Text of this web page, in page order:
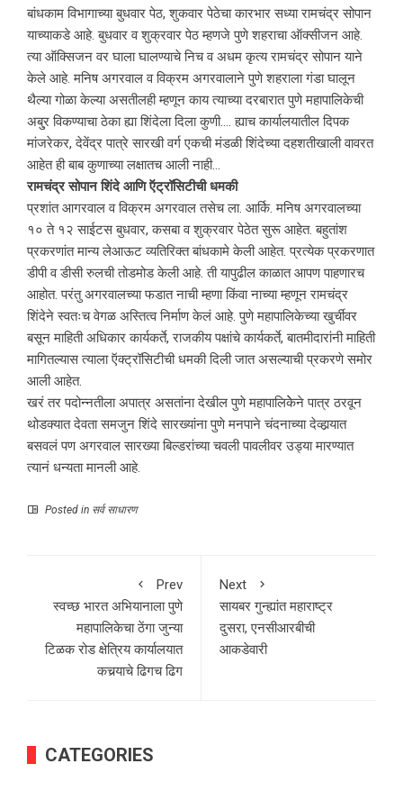
बांधकाम विभागाच्या बुधवार पेठ, शुकवार पेठेचा कारभार सध्या रामचंद्र सोपान
याच्याकडे आहे. बुधवार व शुक्रवार पेठ म्हणजे पुणे शहराचा ऑक्सीजन आहे.
त्या ऑक्सिजन वर घाला घालण्याचे निच व अधम कृत्य रामचंद्र सोपान याने
केले आहे. मनिष अगरवाल व विक्रम अगरवालाने पुणे शहराला गंडा घालून
थैल्या गोळा केल्या असतीलही म्हणून काय त्याच्या दरबारात पुणे महापालिकेची
अबु्र विकण्याचा ठेका ह्या शिंदेला दिला कुणी…. ह्याच कार्यालयातील दिपक
मांजरेकर, देवेंद्र पात्रे सारखी वर्ग एकची मंडळी शिंदेच्या दहशतीखाली वावरत
आहेत ही बाब कुणाच्या लक्षातच आली नाही…
रामचंद्र सोपान शिंदे आणि ऍट्रॉसिटीची धमकी
प्रशांत आगरवाल व विक्रम अगरवाल तसेच ला. आर्कि. मनिष अगरवालच्या
१० ते १२ साईटस बुधवार, कसबा व शुक्रवार पेठेत सुरू आहेत. बहुतांश
प्रकरणांत मान्य लेआऊट व्यतिरिक्त बांधकामे केली आहेत. प्रत्येक प्रकरणात
डीपी व डीसी रुलची तोडमोड केली आहे. ती यापुढील काळात आपण पाहणारच
आहोत. परंतु अगरवालच्या फडात नाची म्हणा किंवा नाच्या म्हणून रामचंद्र
शिंदेने स्वतःच वेगळ अस्तित्व निर्माण केलं आहे. पुणे महापालिकेच्या खुर्चीवर
बसून माहिती अधिकार कार्यकर्ते, राजकीय पक्षांचे कार्यकर्ते, बातमीदारांनी माहिती
मागितल्यास त्याला ऍक्ट्रॉसिटीची धमकी दिली जात असल्याची प्रकरणे समोर
आली आहेत.
खरं तर पदोन्नतीला अपात्र असतांना देखील पुणे महापालिकेेने पात्र ठरवून
थोडक्यात देवता समजुन शिंदे सारख्यांना पुणे मनपाने चंदनाच्या देव्हार्‍यात
बसवलं पण अगरवाल सारख्या बिल्डरांच्या चवली पावलीवर उड्या मारण्यात
त्यानं धन्यता मानली आहे.
Posted in सर्व साधारण
Prev
स्वच्छ भारत अभियानाला पुणे
महापालिकेचा ठेंगा जुन्या
टिळक रोड क्षेत्रिय कार्यालयात
कचर्‍याचे ढिगच ढिग
Next
सायबर गुन्ह्यांत महाराष्ट्र
दुसरा, एनसीआरबीची
आकडेवारी
CATEGORIES